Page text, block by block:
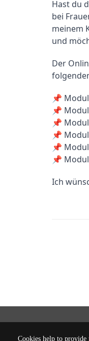
Hast du
bei
meinem
und
Der
📌
📌
📌
📌
📌
📌
Ich
Cookies help to